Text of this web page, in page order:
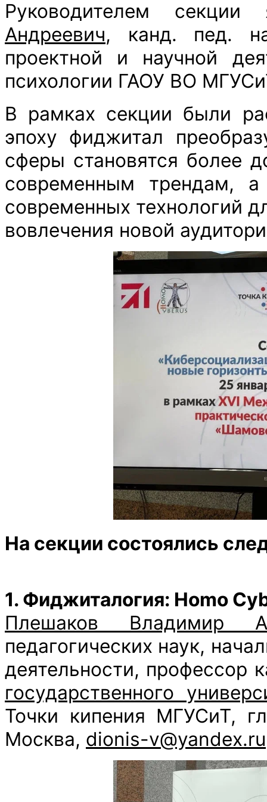
Руководителем
Андреевич, канд. пед.
проектной и научной
психологии ГАОУ ВО
В рамках секции были
эпоху фиджитал
сферы становятся более
современным трендам, а
современных технологий
вовлечения новой
На секции состоялись
1. Фиджиталогия: Homo
Плешаков Владимир
педагогических наук,
деятельности, профессор
государственного
Точки кипения МГУСиТ,
Москва, dionis-v@yandex.ru